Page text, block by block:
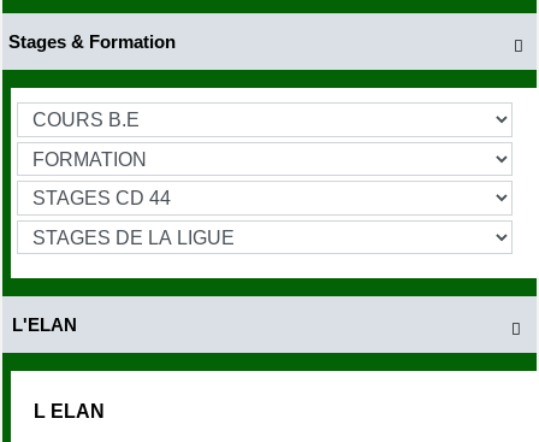

Stages & Formation

L'ELAN
L ELAN